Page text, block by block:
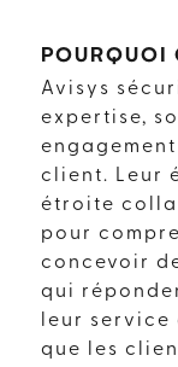
POURQUOI
Avisys
expertise,
client. Leur
étroite
pour
concevoir
qui
leur
que les